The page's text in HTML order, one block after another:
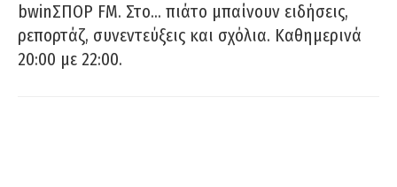
bwinΣΠΟΡ FM. Στο… πιάτο μπαίνουν ειδήσεις,
ρεπορτάζ, συνεντεύξεις και σχόλια. Καθημερινά
20:00 με 22:00.